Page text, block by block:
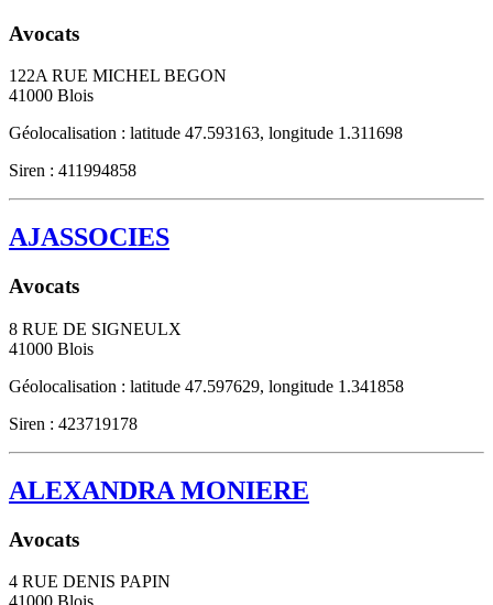
Avocats
122A RUE MICHEL BEGON
41000 Blois
Géolocalisation : latitude 47.593163, longitude 1.311698
Siren : 411994858
AJASSOCIES
Avocats
8 RUE DE SIGNEULX
41000 Blois
Géolocalisation : latitude 47.597629, longitude 1.341858
Siren : 423719178
ALEXANDRA MONIERE
Avocats
4 RUE DENIS PAPIN